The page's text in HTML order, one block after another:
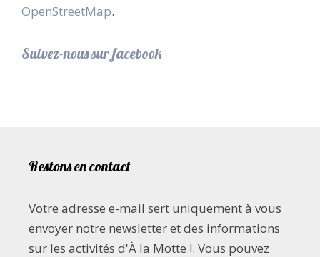
OpenStreetMap.
Suivez-nous sur facebook
Restons en contact
Votre adresse e-mail sert uniquement à vous
envoyer notre newsletter et des informations
sur les activités d'À la Motte !. Vous pouvez